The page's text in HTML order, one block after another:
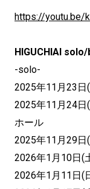
https://youtu.be/
HIGUCHIAI
-solo-
2025年11月23日
2025年11月24日
ホール
2025年11月29日
2026年1月10日(
2026年1月11日(